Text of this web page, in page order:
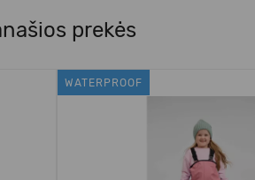
prekės
WATERPROOF